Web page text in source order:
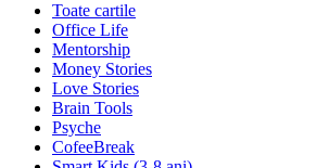
Toate cartile
Office Life
Mentorship
Money Stories
Love Stories
Brain Tools
Psyche
CofeeBreak